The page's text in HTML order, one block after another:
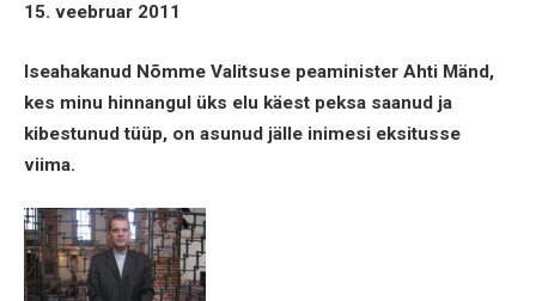
15. veebruar 2011
Iseahakanud Nõmme Valitsuse peaminister Ahti Mänd,
kes minu hinnangul üks elu käest peksa saanud ja
kibestunud tüüp, on asunud jälle inimesi eksitusse
viima.